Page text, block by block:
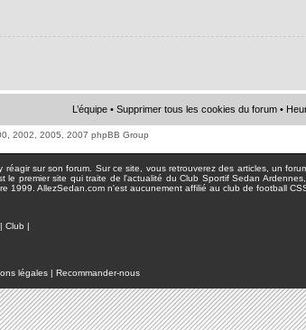
L’équipe • Supprimer tous les cookies du forum •
2002, 2005, 2007 phpBB Group
sur son forum. Sur ce site, vous retrouverez des articles, un
premier site qui traite de l'actualité du Club Sportif Sedan
1999. AllezSedan.com n'est aucunement affilié au club de football
| Club |
légales | Recommander-nous